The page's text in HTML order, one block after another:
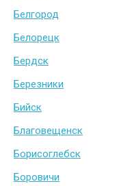
Белгород
Белорецк
Бердск
Березники
Бийск
Благовещенск
Борисоглебск
Боровичи